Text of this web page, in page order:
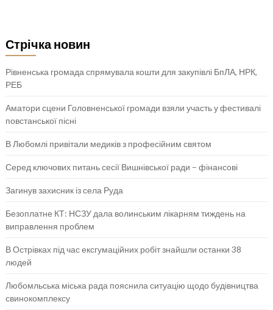
Стрічка новин
Рівненська громада спрямувала кошти для закупівлі БпЛА, НРК,
РЕБ
Аматори сцени Головненської громади взяли участь у фестивалі
повстанської пісні
В Любомлі привітали медиків з професійним святом
Серед ключових питань сесії Вишнівської ради – фінансові
Загинув захисник із села Руда
Безоплатне КТ: НСЗУ дала волинським лікарням тиждень на
виправлення проблем
В Острівках під час ексгумаційних робіт знайшли останки 38
людей
Любомльська міська рада пояснила ситуацію щодо будівництва
свинокомплексу